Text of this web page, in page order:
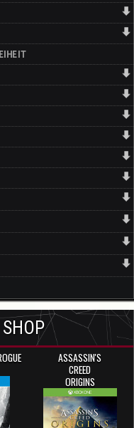
ASSASSIN'S
CREED
ORIGINS